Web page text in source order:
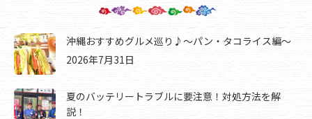
沖縄おすすめグルメ巡り♪～パン・タコライス編～
2026年7月31日
夏のバッテリートラブルに要注意！対処方法を解
説！